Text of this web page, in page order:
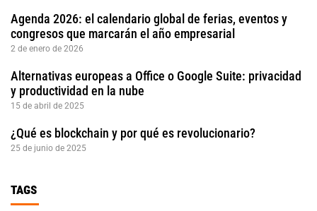
Agenda 2026: el calendario global de ferias, eventos y
congresos que marcarán el año empresarial
2 de enero de 2026
Alternativas europeas a Office o Google Suite: privacidad
y productividad en la nube
15 de abril de 2025
¿Qué es blockchain y por qué es revolucionario?
25 de junio de 2025
TAGS